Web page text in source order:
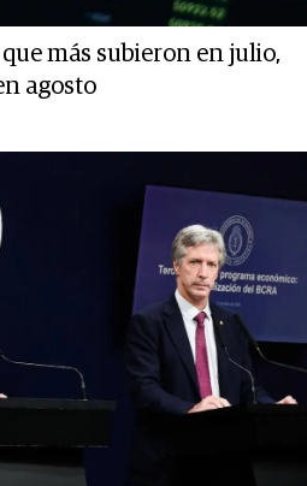
más subieron en julio,
agosto